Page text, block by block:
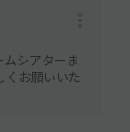
シアターま
くお願いいた